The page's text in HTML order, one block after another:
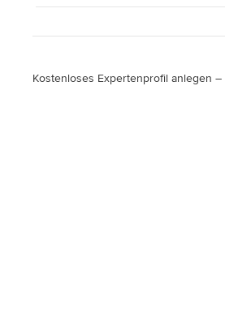
Kostenloses Expertenprofil anlegen –